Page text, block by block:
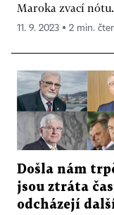
Maroka zvací
11. 9. 2023 ▪ 2 min.
Došla nám
jsou ztráta
odcházejí